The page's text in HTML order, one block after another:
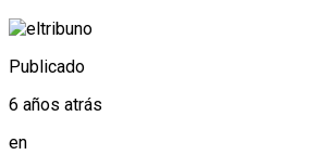
Publicado
6 años atrás
en